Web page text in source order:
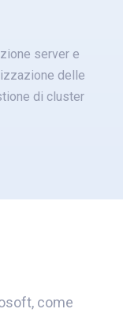
server e
delle
di cluster
come